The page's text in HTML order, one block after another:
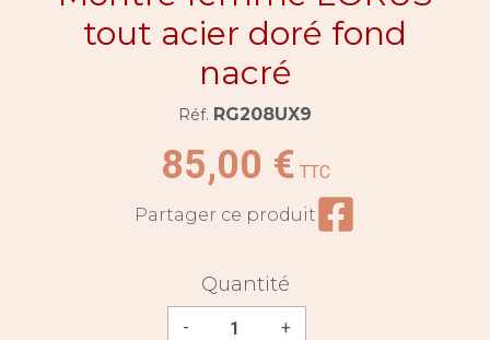
tout acier doré fond
nacré
Réf. RG208UX9
85,00 € TTC
Partager ce produit
Quantité
- +